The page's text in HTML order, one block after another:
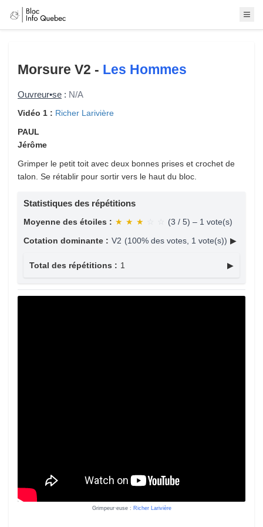
Morsure V2 - Les Hommes
Ouvreur•se : N/A
Vidéo 1 : Richer Larivière
PAUL
Jérôme
Grimper le petit toit avec deux bonnes prises et crochet de
talon. Se rétablir pour sortir vers le haut du bloc.
Statistiques des répétitions
Moyenne des étoiles : ★ ★ ★
(3 / 5) – 1 vote(s)
Cotation dominante : V2 (100% des votes, 1 vote(s)) ▶
Total des répétitions : 1 ▶
Grimpeur·euse : Richer Larivière